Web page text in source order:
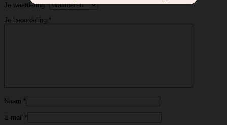
Je waardering*
Je beoordeling *
Naam *
E-mail *